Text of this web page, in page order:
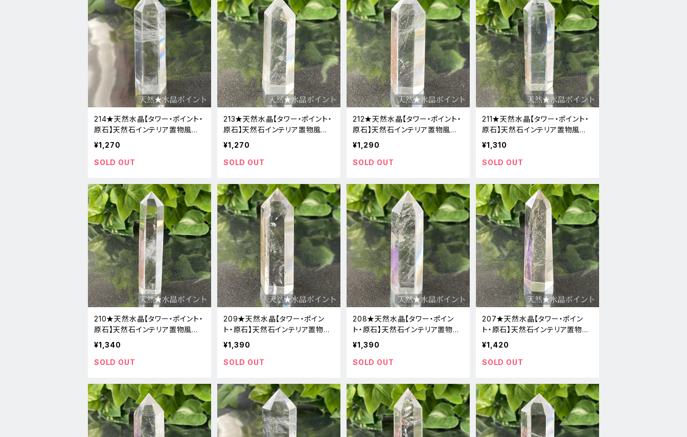
214★天然水晶【タワー・ポイント・
原石】天然石インテリア置物風水
新品
¥1,270
SOLD OUT
213★天然水晶【タワー・ポイント・
原石】天然石インテリア置物風水
新品
¥1,270
SOLD OUT
212★天然水晶【タワー・ポイント・
原石】天然石インテリア置物風水
新品
¥1,290
SOLD OUT
211★天然水晶【タワー・ポイント・
原石】天然石インテリア置物風水
新品
¥1,310
SOLD OUT
210★天然水晶【タワー・ポイント・
原石】天然石インテリア置物風水
新品
¥1,340
SOLD OUT
209★天然水晶【タワー・ポイン
ト・原石】天然石インテリア置物風
水新品
¥1,390
SOLD OUT
208★天然水晶【タワー・ポイン
ト・原石】天然石インテリア置物風
水新品
¥1,390
SOLD OUT
207★天然水晶【タワー・ポイン
ト・原石】天然石インテリア置物風
水新品
¥1,420
SOLD OUT